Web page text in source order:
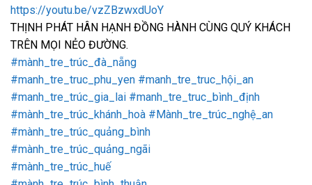
https://youtu.be/vzZBzwxdUoY
THỊNH PHÁT HÂN HẠNH ĐỒNG HÀNH CÙNG QUÝ KHÁCH
TRÊN MỌI NẺO ĐƯỜNG.
#mành_tre_trúc_đà_nẵng
#manh_tre_truc_phu_yen #manh_tre_truc_hội_an
#manh_tre_trúc_gia_lai #manh_tre_truc_bình_định
#mành_tre_trúc_khánh_hoà #Mành_tre_trúc_nghệ_an
#mành_tre_trúc_quảng_bình
#mành_tre_trúc_quảng_ngãi
#mành_tre_trúc_huế